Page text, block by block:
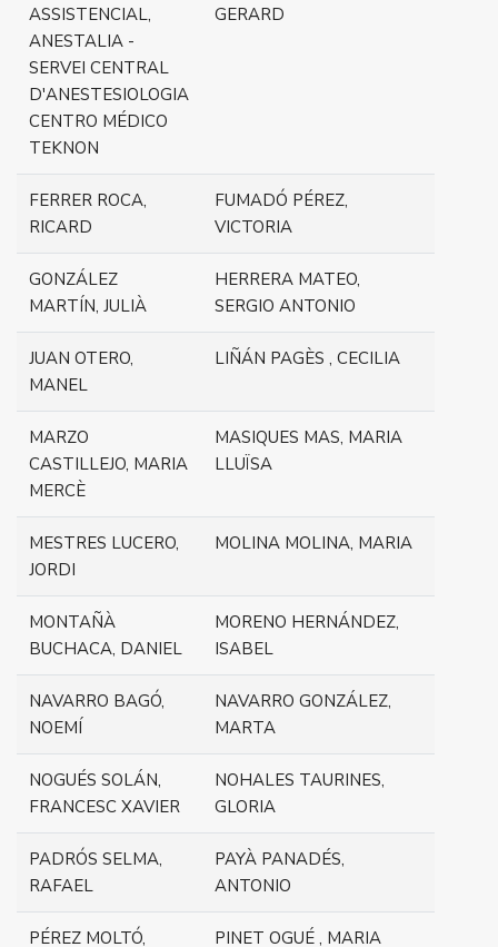
ASSISTENCIAL,
ANESTALIA -
SERVEI CENTRAL
D'ANESTESIOLOGIA
CENTRO MÉDICO
TEKNON
GERARD
FERRER ROCA,
RICARD
FUMADÓ PÉREZ,
VICTORIA
GONZÁLEZ
MARTÍN, JULIÀ
HERRERA MATEO,
SERGIO ANTONIO
JUAN OTERO,
MANEL
LIÑÁN PAGÈS , CECILIA
MARZO
CASTILLEJO, MARIA
MERCÈ
MASIQUES MAS, MARIA
LLUÏSA
MESTRES LUCERO,
JORDI
MOLINA MOLINA, MARIA
MONTAÑÀ
BUCHACA, DANIEL
MORENO HERNÁNDEZ,
ISABEL
NAVARRO BAGÓ,
NOEMÍ
NAVARRO GONZÁLEZ,
MARTA
NOGUÉS SOLÁN,
FRANCESC XAVIER
NOHALES TAURINES,
GLORIA
PADRÓS SELMA,
RAFAEL
PAYÀ PANADÉS,
ANTONIO
PÉREZ MOLTÓ, PINET OGUÉ , MARIA